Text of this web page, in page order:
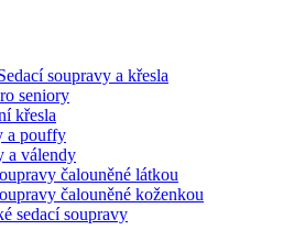
soupravy a křesla
seniory
křesla
a pouffy
a válendy
čalouněné látkou
čalouněné koženkou
sedací soupravy